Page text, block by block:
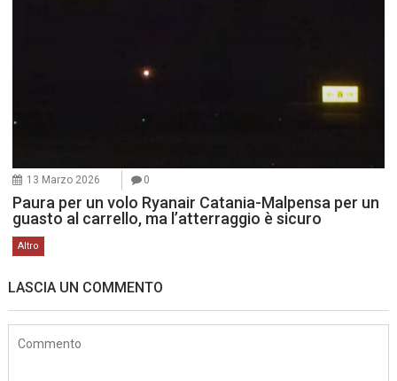
13 Marzo 2026 0
Paura per un volo Ryanair Catania-Malpensa per un
guasto al carrello, ma l’atterraggio è sicuro
Altro
LASCIA UN COMMENTO